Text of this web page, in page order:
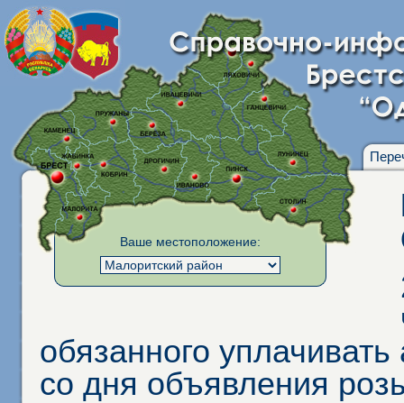
Ваше местоположение:
обязанного
со дня объявления